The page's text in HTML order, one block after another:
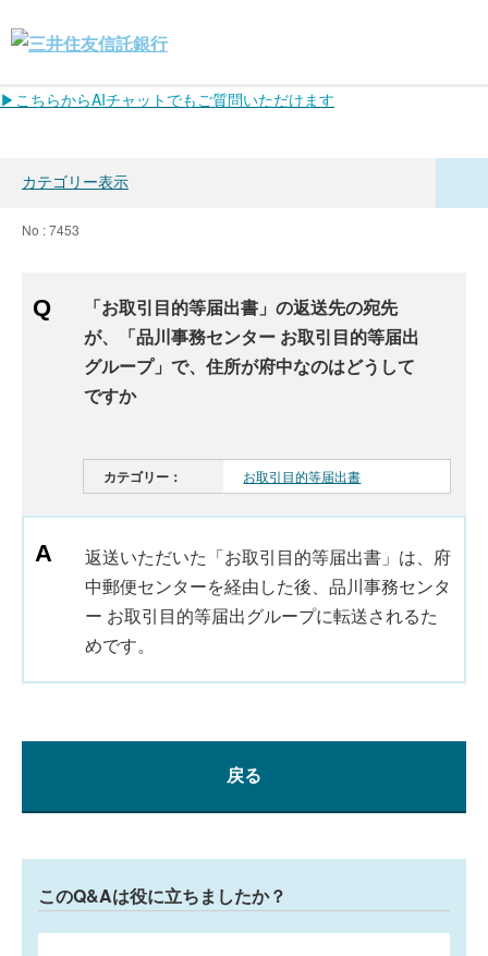
▶こちらからAIチャットでもご質問いただけます
カテゴリー表示
No : 7453
「お取引目的等届出書」の返送先の宛先
が、「品川事務センター お取引目的等届出
グループ」で、住所が府中なのはどうして
ですか
カテゴリー： お取引目的等届出書
返送いただいた「お取引目的等届出書」は、府
中郵便センターを経由した後、品川事務センタ
ー お取引目的等届出グループに転送されるた
めです。
戻る
このQ&Aは役に立ちましたか？